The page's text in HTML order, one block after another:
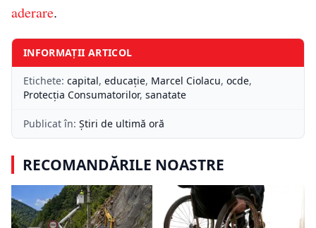
aderare.
INFORMAȚII ARTICOL
Etichete: capital, educație, Marcel Ciolacu, ocde,
Protecţia Consumatorilor, sanatate
Publicat în: Știri de ultimă oră
RECOMANDĂRILE NOASTRE